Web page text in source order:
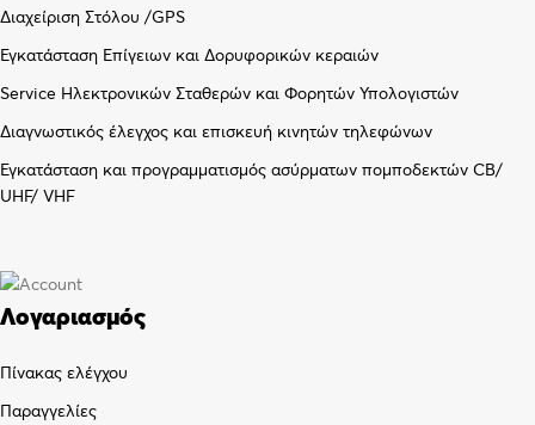
Διαχείριση Στόλου /GPS
Εγκατάσταση Επίγειων και Δορυφορικών κεραιών
Service Ηλεκτρονικών Σταθερών και Φορητών Υπολογιστών
Διαγνωστικός έλεγχος και επισκευή κινητών τηλεφώνων
Εγκατάσταση και προγραμματισμός ασύρματων πομποδεκτών CB/
UHF/ VHF
Λογαριασμός
Πίνακας ελέγχου
Παραγγελίες